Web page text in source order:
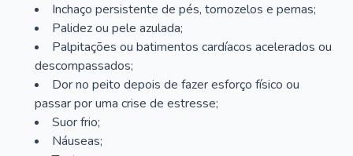
Inchaço persistente de pés, tornozelos e pernas;
Palidez ou pele azulada;
Palpitações ou batimentos cardíacos acelerados ou
descompassados;
Dor no peito depois de fazer esforço físico ou
passar por uma crise de estresse;
Suor frio;
Náuseas;